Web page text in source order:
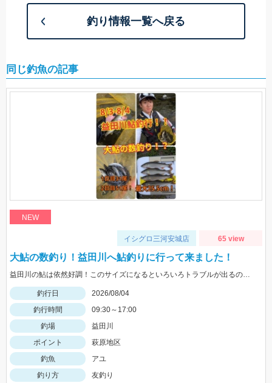
釣り情報一覧へ戻る
同じ釣魚の記事
NEW
イシグロ三河安城店 65 view
大鮎の数釣り！益田川へ鮎釣りに行って来ました！
益田川の鮎は依然好調！このサイズになるといろいろトラブルが出るので仕掛けは太めがおすすめです！針は7.5号～８号！三河安城店岩崎釣行
釣行日
2026/08/04
釣行時間
09:30～17:00
釣場
益田川
ポイント
萩原地区
釣魚
アユ
釣り方
友釣り